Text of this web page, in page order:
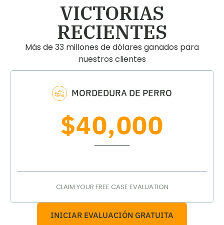
VICTORIAS
RECIENTES
Más de 33 millones de dólares ganados para
nuestros clientes
MORDEDURA DE PERRO
$40,000
CLAIM YOUR FREE CASE EVALUATION
INICIAR EVALUACIÓN GRATUITA